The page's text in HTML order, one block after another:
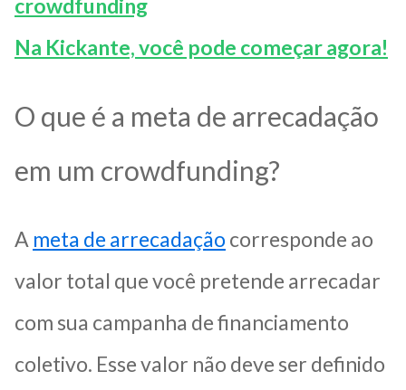
crowdfunding
Na Kickante, você pode começar agora!
O que é a meta de arrecadação
em um crowdfunding?
A meta de arrecadação corresponde ao
valor total que você pretende arrecadar
com sua campanha de financiamento
coletivo. Esse valor não deve ser definido